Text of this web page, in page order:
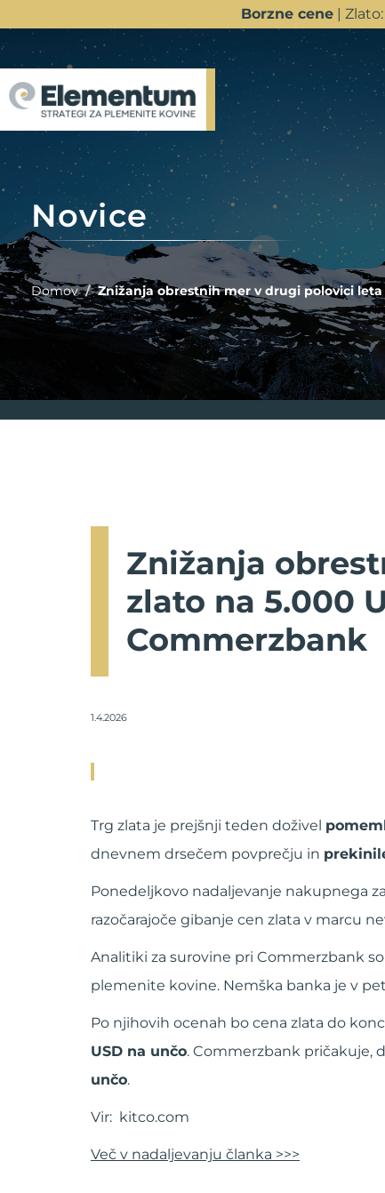
Borzne cene| Zlato:
Novice
Domov Znižanja obrestnih mer v drugi polovici
Znižanja
zlato na 5.000
Commerzbank
1.4.2026
Trg zlata je prejšnji teden doživel
dnevnem drsečem povprečju in
Ponedeljkovo nadaljevanje nakupnega
razočarajoče gibanje cen zlata v marcu
Analitiki za surovine pri Commerzbank
plemenite kovine. Nemška banka je v
Po njihovih ocenah bo cena zlata do
USD na unčo. Commerzbank pričakuje,
unčo.
Vir: kitco.com
Več v nadaljevanju članka >>>